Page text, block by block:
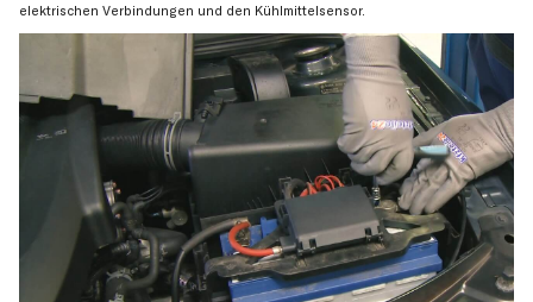
elektrischen Verbindungen und den Kühlmittelsensor.